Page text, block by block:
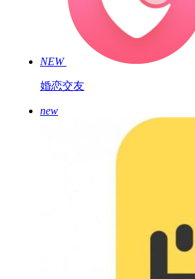
NEW
婚恋交友
new